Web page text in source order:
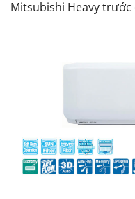
Mitsubishi Heavy trước